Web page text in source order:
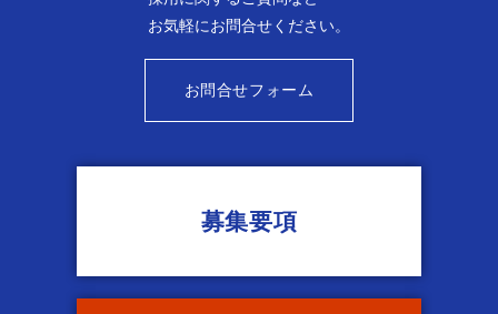
お気軽にお問合せください。
お問合せフォーム
募集要項